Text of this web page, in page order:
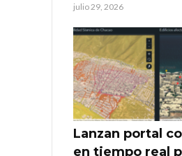
julio 29, 2026
Lanzan portal
en tiempo real